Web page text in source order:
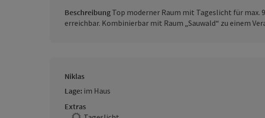
Beschreibung Top moderner Raum mit Tageslicht für max.
erreichbar. Kombinierbar mit Raum „Sauwald“ zu einem
Niklas
Lage: im Haus
Extras